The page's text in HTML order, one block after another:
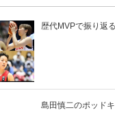
歴代MVPで振り返
島田慎二のポッド